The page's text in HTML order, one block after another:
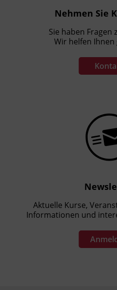
Nehmen Sie
Sie haben Fragen
Wir helfen
Aktuelle Kurse,
Informationen und